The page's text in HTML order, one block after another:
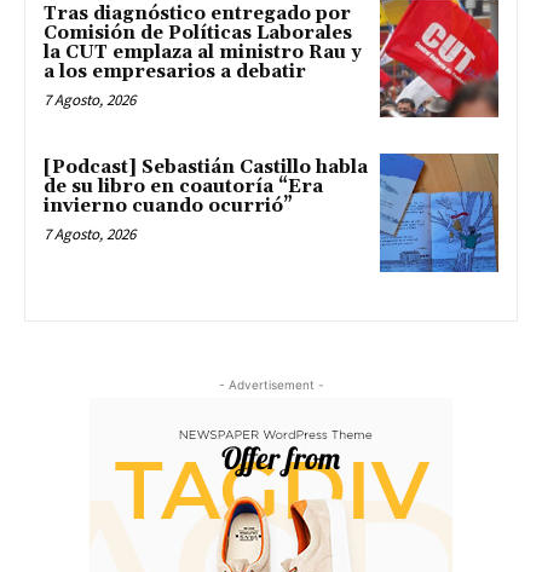
Tras diagnóstico entregado por
Comisión de Políticas Laborales
la CUT emplaza al ministro Rau y
a los empresarios a debatir
7 Agosto, 2026
[Podcast] Sebastián Castillo habla
de su libro en coautoría “Era
invierno cuando ocurrió”
7 Agosto, 2026
- Advertisement -